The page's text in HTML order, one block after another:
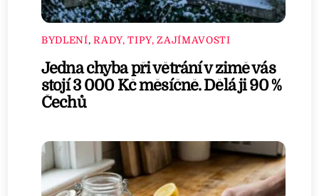
BYDLENÍ,RADY, TIPY, ZAJÍMAVOSTI
Jedna chyba při větrání v zimě vás
stojí 3 000 Kč měsíčně. Dělá ji 90 %
Čechů